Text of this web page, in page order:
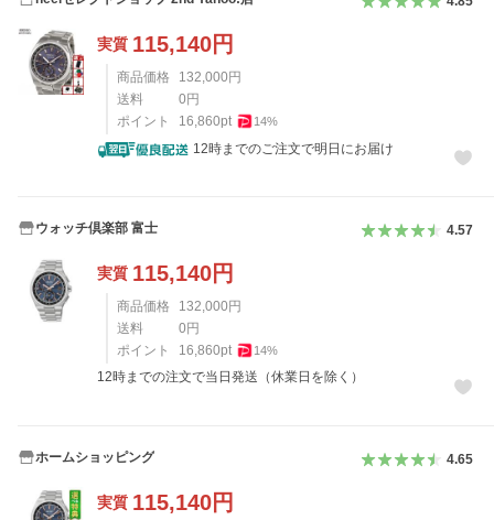
実質 115,140円
商品価格 132,000 円
送料
0 円
ポイント
16,860pt 14%
12時までのご注文で明日にお届け
ウォッチ倶楽部 富士 4.57
実質 115,140円
商品価格 132,000 円
送料
0 円
ポイント
16,860pt 14%
12時までの注文で当日発送（休業日を除く）
ホームショッピング 4.65
実質 115,140円